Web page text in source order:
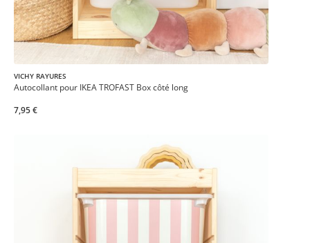
VICHY RAYURES
Autocollant pour IKEA TROFAST Box côté long
7,95 €